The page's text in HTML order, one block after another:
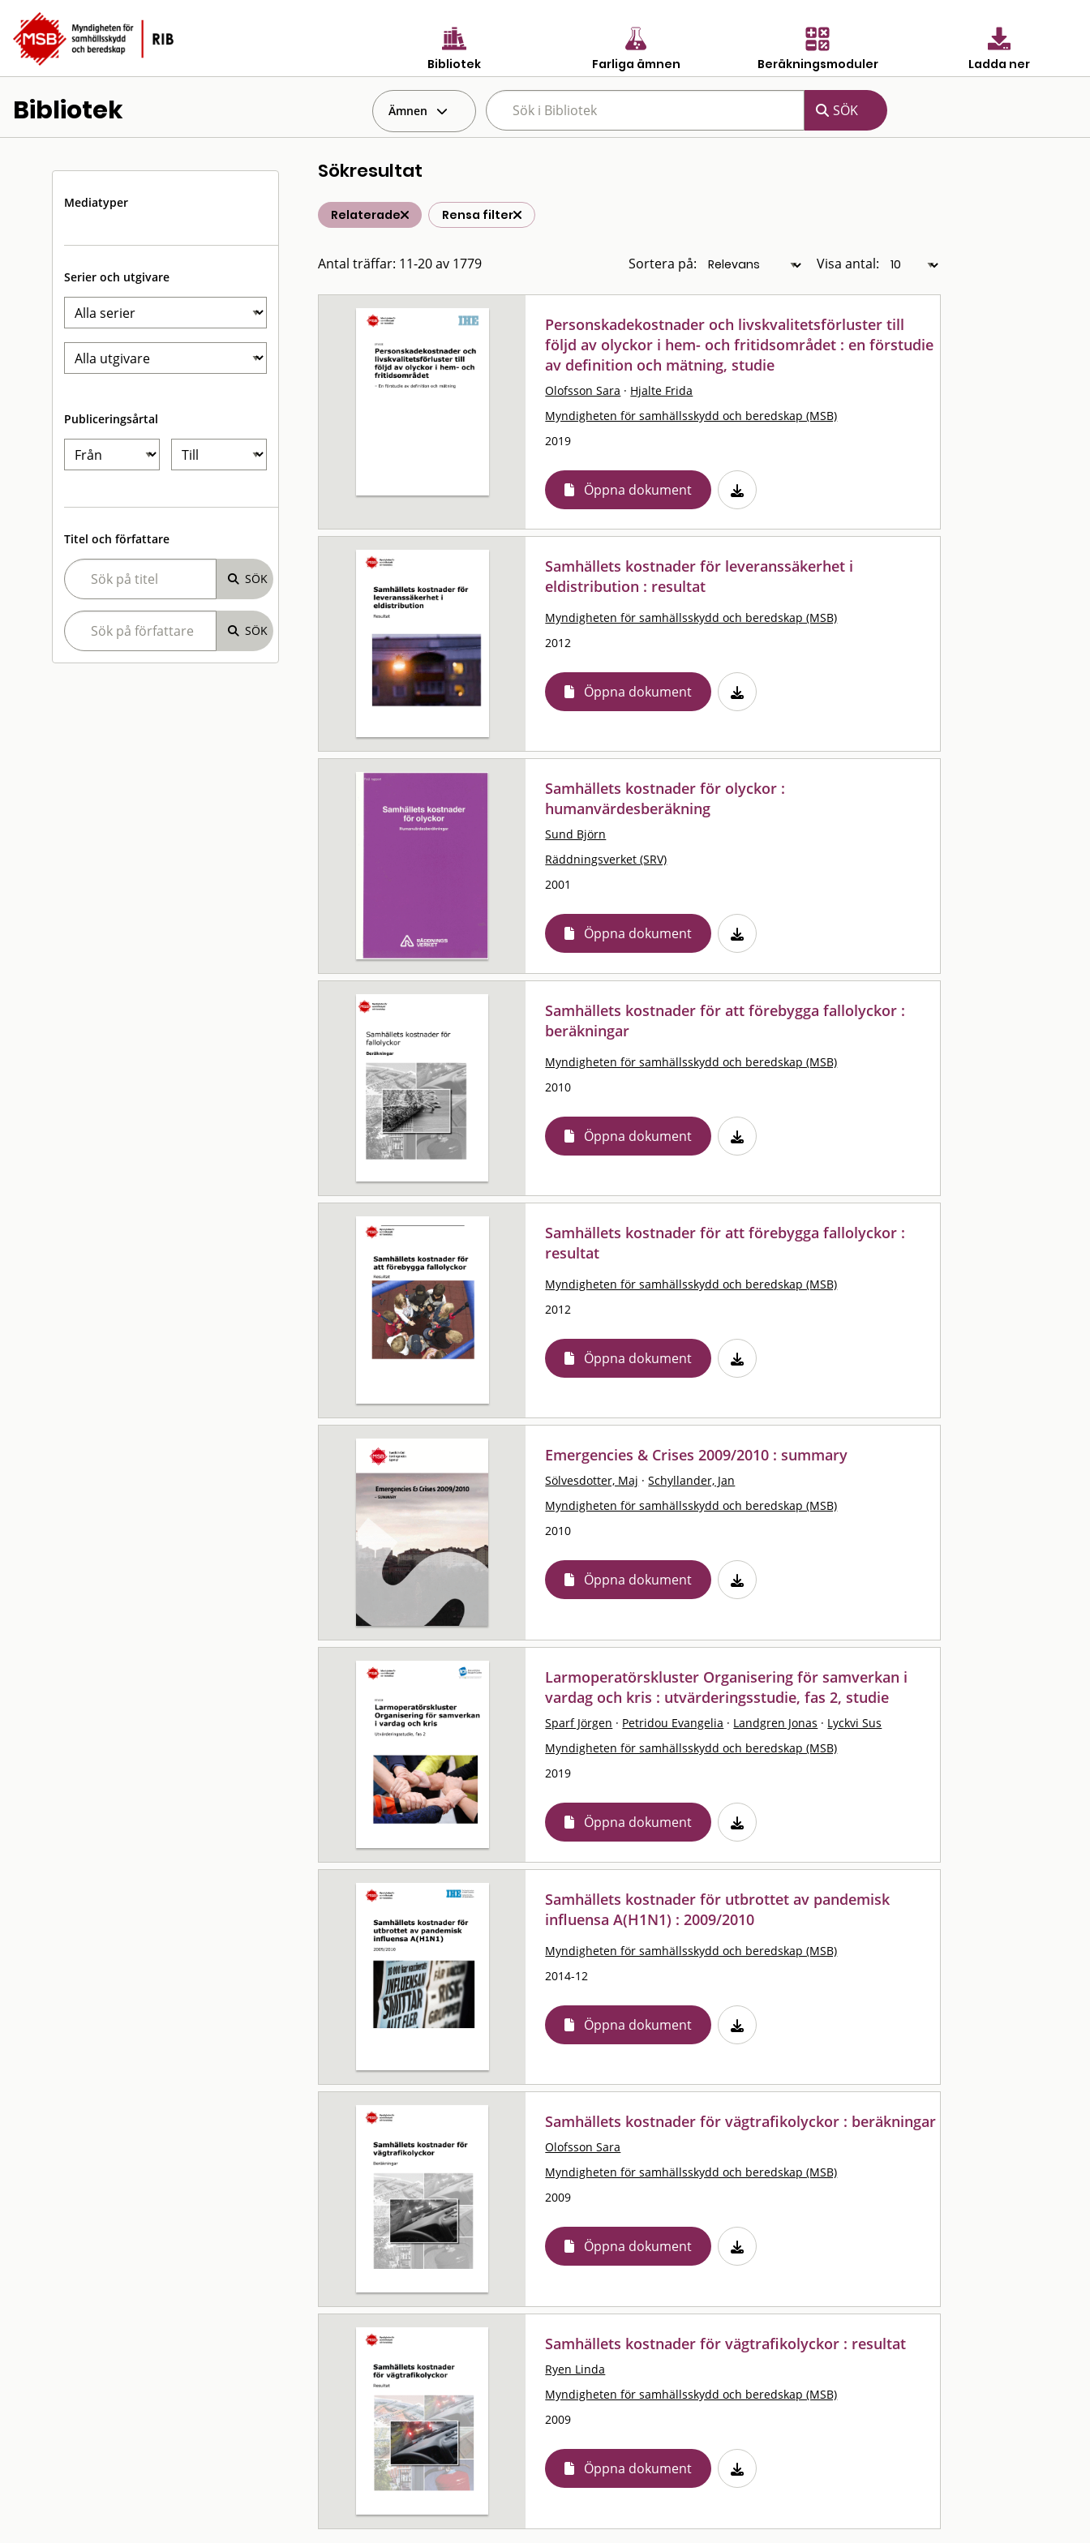
Bibliotek Farliga ämnen Beräkningsmoduler Ladda ner
Bibliotek Ämnen
Mediatyper
Serier och utgivare
Publiceringsårtal
Titel och författare
Sökresultat
Relaterade Rensa filter
Antal träffar: 11-20 av 1779 Sortera på: Visa antal:
Personskadekostnader och livskvalitetsförluster till
följd av olyckor i hem- och fritidsområdet : en förstudie
av definition och mätning, studie
Olofsson Sara · Hjalte Frida
Myndigheten för samhällsskydd och beredskap (MSB)
2019
Öppna dokument
Samhällets kostnader för leveranssäkerhet i
eldistribution : resultat
Myndigheten för samhällsskydd och beredskap (MSB)
2012
Öppna dokument
Samhällets kostnader för olyckor :
humanvärdesberäkning
Sund Björn
Räddningsverket (SRV)
2001
Öppna dokument
Samhällets kostnader för att förebygga fallolyckor :
beräkningar
Myndigheten för samhällsskydd och beredskap (MSB)
2010
Öppna dokument
Samhällets kostnader för att förebygga fallolyckor :
resultat
Myndigheten för samhällsskydd och beredskap (MSB)
2012
Öppna dokument
Emergencies & Crises 2009/2010 : summary
Sölvesdotter, Maj · Schyllander, Jan
Myndigheten för samhällsskydd och beredskap (MSB)
2010
Öppna dokument
Larmoperatörskluster Organisering för samverkan i
vardag och kris : utvärderingsstudie, fas 2, studie
Sparf Jörgen · Petridou Evangelia · Landgren Jonas · Lyckvi Sus
Myndigheten för samhällsskydd och beredskap (MSB)
2019
Öppna dokument
Samhällets kostnader för utbrottet av pandemisk
influensa A(H1N1) : 2009/2010
Myndigheten för samhällsskydd och beredskap (MSB)
2014-12
Öppna dokument
Samhällets kostnader för vägtrafikolyckor : beräkningar
Olofsson Sara
Myndigheten för samhällsskydd och beredskap (MSB)
2009
Öppna dokument
Samhällets kostnader för vägtrafikolyckor : resultat
Ryen Linda
Myndigheten för samhällsskydd och beredskap (MSB)
2009
Öppna dokument